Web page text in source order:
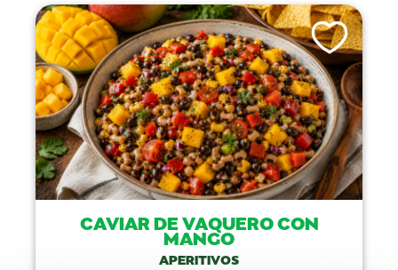
Like This
CAVIAR DE VAQUERO CON
MANGO
APERITIVOS